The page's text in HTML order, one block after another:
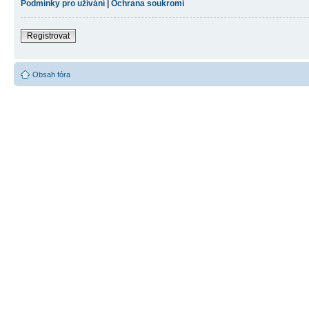
Podmínky pro užívání | Ochrana soukromí
Registrovat
Obsah fóra